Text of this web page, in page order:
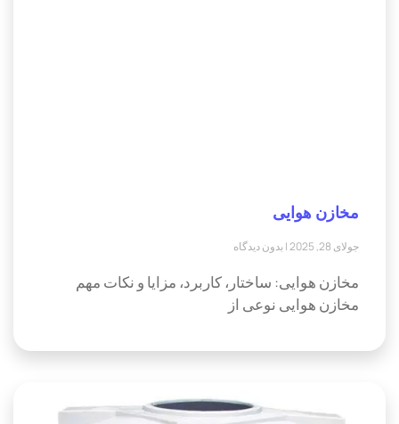
مخازن هوایی
جولای 28, 2025 بدون دیدگاه
مخازن هوایی: ساختار، کاربرد، مزایا و نکات مهم
مخازن هوایی نوعی از